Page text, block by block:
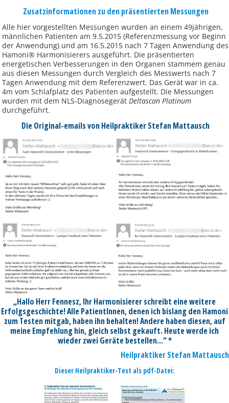
Zusatzinformationen zu den präsentierten Messungen
Alle hier vorgestellten Messungen wurden an einem 49jährigen,
männlichen Patienten am 9.5.2015 (Referenzmessung vor Beginn
der Anwendung) und am 16.5.2015 nach 7 Tagen Anwendung des
Hamoni® Harmonisierers ausgeführt. Die präsentierten
energetischen Verbesserungen in den Organen stammem genau
aus diesen Messungen durch Vergleich des Messwerts nach 7
Tagen Anwendung mit dem Referenzwert. Das Gerät war in ca.
4m vom Schlafplatz des Patienten aufgestellt. Die Messungen
wurden mit dem NLS-Diagnosegerät Deltascan Platinum
durchgeführt.
Die Original-emails von Heilpraktiker Stefan Mattausch
„Hallo Herr Fennesz, Ihr Harmonisierer schreibt eine weitere
Erfolgsgeschichte! Alle PatientInnen, denen ich bislang den Hamoni
zum Testen mitgab, haben ihn behalten! Andere haben diesen, auf
meine Empfehlung hin, gleich selbst gekauft. Heute werde ich
wieder zwei Geräte bestellen…“ *
Heilpraktiker Stefan Mattausch
Dieser Heilpraktiker-Test als pdf-Datei: